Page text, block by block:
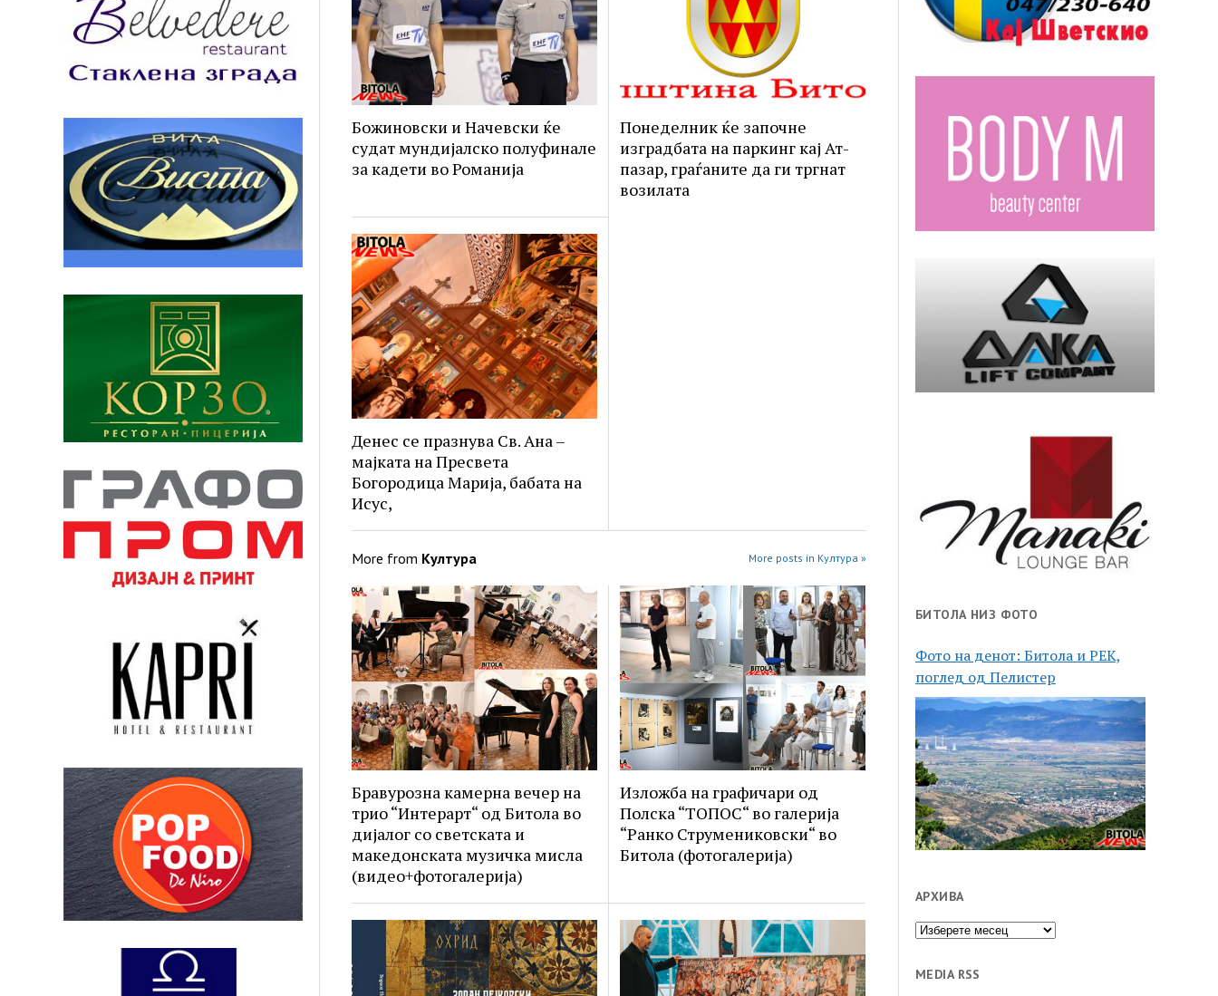
Божиновски и Начевски ќе
судат мундијалско полуфинале
за кадети во Романија
Понеделник ќе започне
изградбата на паркинг кај Ат-
пазар, граѓаните да ги тргнат
возилата
Денес се празнува Св. Ана –
мајката на Пресвета
Богородица Марија, бабата на
Исус,
More from Култура More posts in Култура »
Бравурозна камерна вечер на
трио “Интерарт“ од Битола во
дијалог со светската и
македонската музичка мисла
(видео+фотогалерија)
Изложба на графичари од
Полска “ТОПОС“ во галерија
“Ранко Струмениковски“ во
Битола (фотогалерија)
БИТОЛА НИЗ ФОТО
Фото на денот: Битола и РЕК,
поглед од Пелистер
АРХИВА
Архива
MEDIA RSS